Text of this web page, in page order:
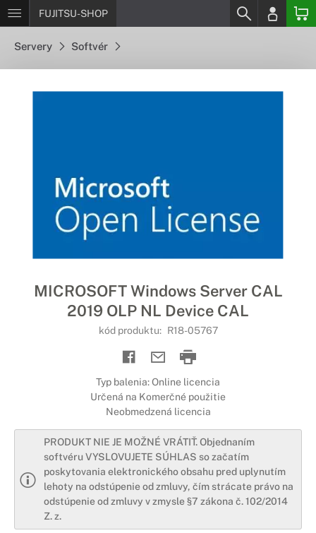
FUJITSU-SHOP
Servery Softvér
MICROSOFT Windows Server CAL
2019 OLP NL Device CAL
kód produktu: R18-05767
Typ balenia: Online licencia
Určená na Komerčné použitie
Neobmedzená licencia
PRODUKT NIE JE MOŽNÉ VRÁTIŤ. Objednaním
softvéru VYSLOVUJETE SÚHLAS so začatím
poskytovania elektronického obsahu pred uplynutím
lehoty na odstúpenie od zmluvy, čím strácate právo na
odstúpenie od zmluvy v zmysle §7 zákona č. 102/2014
Z. z.